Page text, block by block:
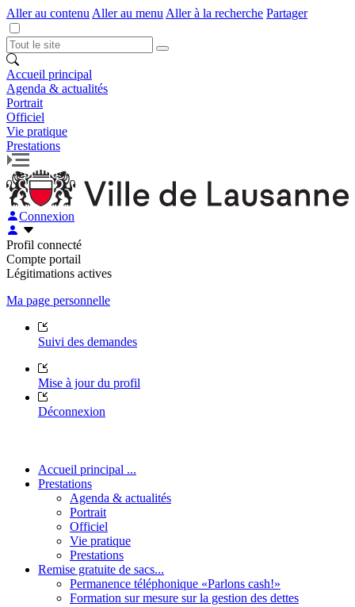
Aller au contenu Aller au menu Aller à la recherche Partager
Accueil principal
Agenda & actualités
Portrait
Officiel
Vie pratique
Prestations
Connexion
Profil connecté
Compte portail
Légitimations actives
Ma page personnelle
Suivi des demandes
Mise à jour du profil
Déconnexion
Accueil principal ...
Prestations
Agenda & actualités
Portrait
Officiel
Vie pratique
Prestations
Remise gratuite de sacs...
Permanence téléphonique «Parlons cash!»
Formation sur mesure sur la gestion des dettes